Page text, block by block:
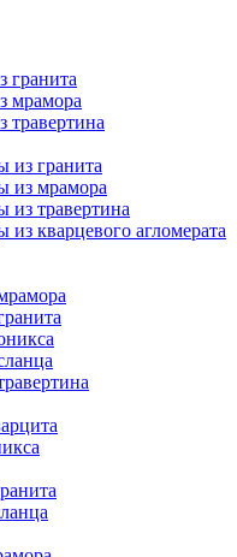
гранита
мрамора
травертина
из гранита
из мрамора
травертина
кварцевого агломерата